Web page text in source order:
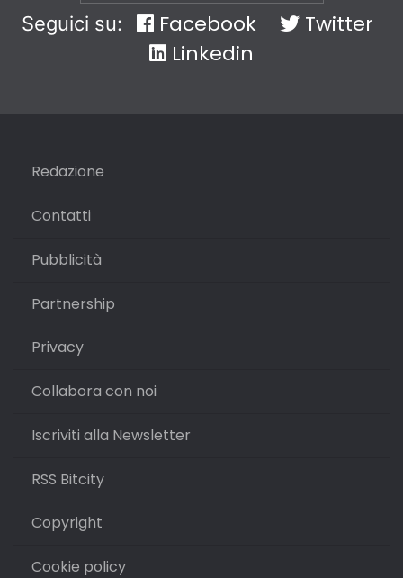
Seguici su: Facebook
Twitter
Linkedin
Redazione
Contatti
Pubblicità
Partnership
Privacy
Collabora con noi
Iscriviti alla Newsletter
RSS Bitcity
Copyright
Cookie policy